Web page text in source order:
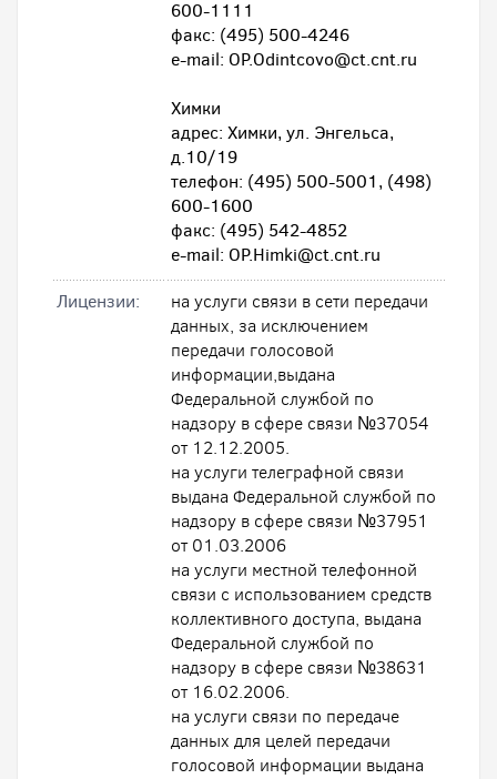
600-1111
факс: (495) 500-4246
e-mail: OP.Odintcovo@ct.cnt.ru
Химки
адрес: Химки, ул. Энгельса,
д.10/19
телефон: (495) 500-5001, (498)
600-1600
факс: (495) 542-4852
e-mail: OP.Himki@ct.cnt.ru
Лицензии:
на услуги связи в сети передачи
данных, за исключением
передачи голосовой
информации,выдана
Федеральной службой по
надзору в сфере связи №37054
от 12.12.2005.
на услуги телеграфной связи
выдана Федеральной службой по
надзору в сфере связи №37951
от 01.03.2006
на услуги местной телефонной
связи с использованием средств
коллективного доступа, выдана
Федеральной службой по
надзору в сфере связи №38631
от 16.02.2006.
на услуги связи по передаче
данных для целей передачи
голосовой информации выдана